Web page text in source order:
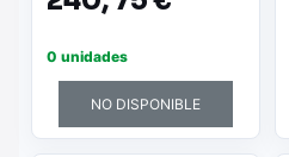
0 unidades
NO DISPONIBLE